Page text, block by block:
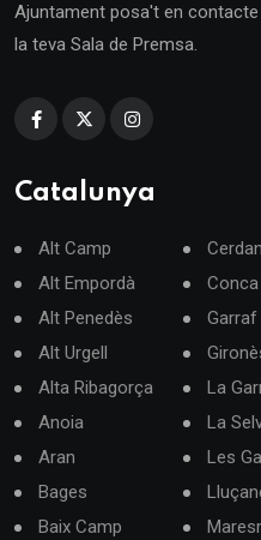
Ajuntament posa't en
la teva Sala de Premsa.
Catalunya
Alt Camp
Alt Empordà
Alt Penedès
Alt Urgell
Alta Ribagorça
Anoia
Aran
Bages
Baix Camp
Garraf
La
La
Les